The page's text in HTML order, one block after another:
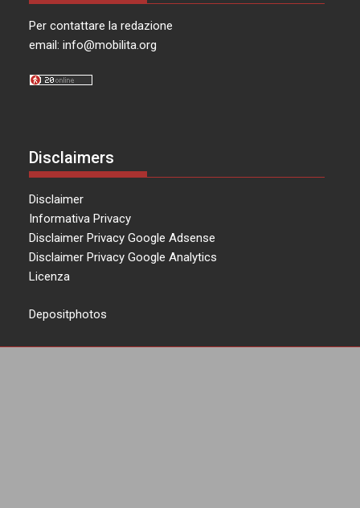
Per contattare la redazione
email:info@mobilita.org
Disclaimers
Disclaimer
Informativa Privacy
Disclaimer Privacy Google Adsense
Disclaimer Privacy Google Analytics
Licenza
Depositphotos